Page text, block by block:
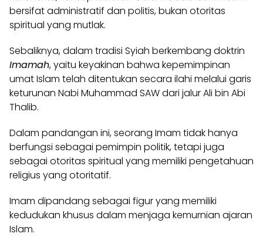
bersifat administratif dan politis, bukan otoritas
spiritual yang mutlak.
Sebaliknya, dalam tradisi Syiah berkembang doktrin
Imamah, yaitu keyakinan bahwa kepemimpinan
umat Islam telah ditentukan secara ilahi melalui garis
keturunan Nabi Muhammad SAW dari jalur Ali bin Abi
Thalib.
Dalam pandangan ini, seorang Imam tidak hanya
berfungsi sebagai pemimpin politik, tetapi juga
sebagai otoritas spiritual yang memiliki pengetahuan
religius yang otoritatif.
Imam dipandang sebagai figur yang memiliki
kedudukan khusus dalam menjaga kemurnian ajaran
Islam.